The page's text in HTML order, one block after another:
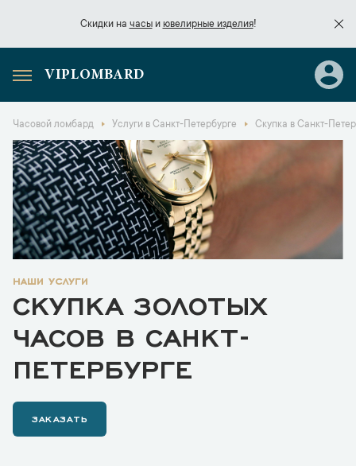
Скидки на часыи ювелирные изделия!
Скидки начасы
VIPLOMBARD
Часовой ломбард Услуги в Санкт-Петербурге Скупка в Санкт-
наши услуги
СКУПКА ЗОЛОТЫХ
ЧАСОВ В САНКТ-
ПЕТЕРБУРГЕ
ЗАКАЗАТЬ